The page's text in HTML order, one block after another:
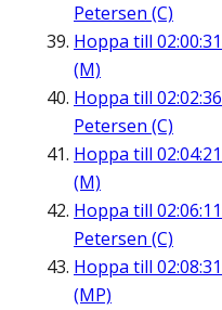
Petersen (C)
Hoppa till 02:00:31
(M)
Hoppa till 02:02:36
Petersen (C)
Hoppa till 02:04:21
(M)
Hoppa till 02:06:11
Petersen (C)
Hoppa till 02:08:31
(MP)